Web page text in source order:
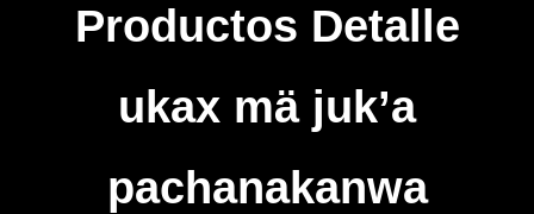
Productos Detalle
ukax mä juk’a
pachanakanwa